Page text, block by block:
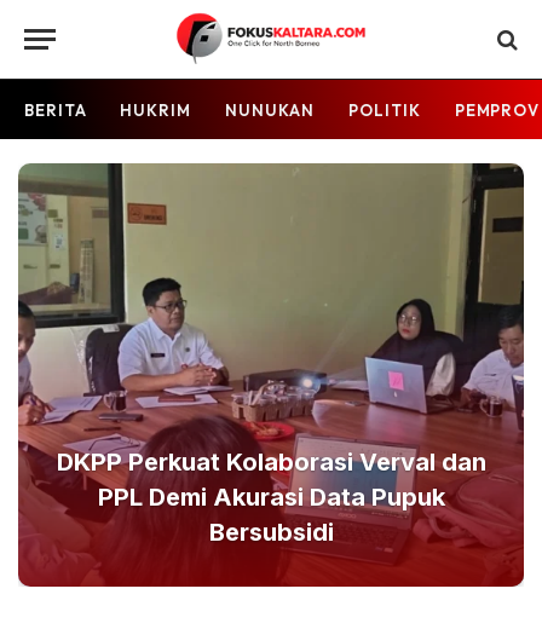
BERITA HUKRIM NUNUKAN POLITIK
DKPP Perkuat Kolaborasi Verval dan
PPL Demi Akurasi Data Pupuk
Bersubsidi